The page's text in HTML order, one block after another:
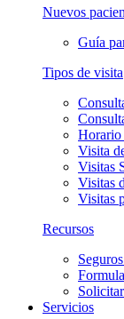
Nuevos
Guía
Tipos de visita
Horario
Visita
Visitas
Visitas
Visitas
Recursos
Servicios